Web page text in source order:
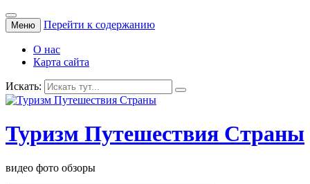
Меню Перейти к содержанию
О нас
Карта сайта
Искать:
Туризм Путешествия Страны
видео фото обзоры